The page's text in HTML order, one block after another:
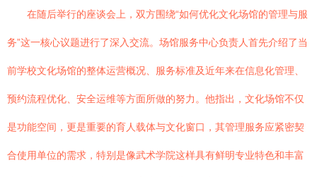
在随后举行的座谈会上，双方围绕“如何优化文化场馆的管理与服
务”这一核心议题进行了深入交流。场馆服务中心负责人首先介绍了当
前学校文化场馆的整体运营概况、服务标准及近年来在信息化管理、
预约流程优化、安全运维等方面所做的努力。他指出，文化场馆不仅
是功能空间，更是重要的育人载体与文化窗口，其管理服务应紧密契
合使用单位的需求，特别是像武术学院这样具有鲜明专业特色和丰富